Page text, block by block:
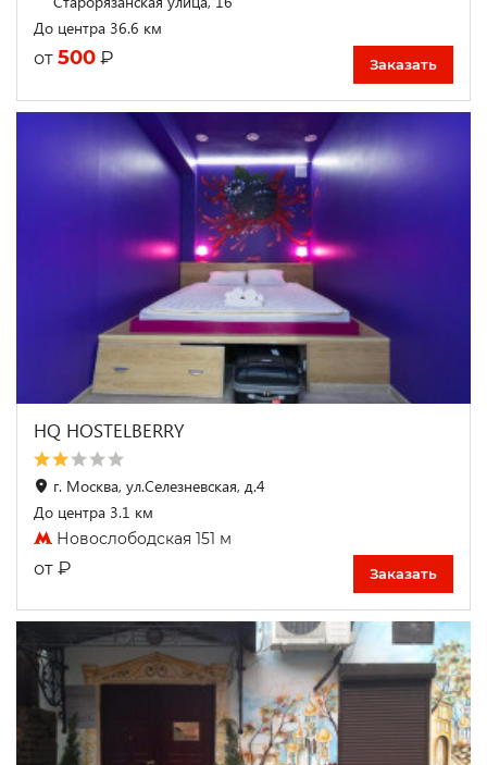
До центра 36.6 км
от 500 ₽ Заказать
HQ HOSTELBERRY
г. Москва, ул.Селезневская, д.4
До центра 3.1 км
Новослободская 151 м
от ₽ Заказать